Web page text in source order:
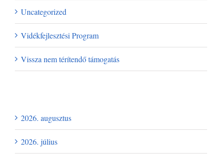
Uncategorized
Vidékfejlesztési Program
Vissza nem térítendő támogatás
2026. augusztus
2026. július